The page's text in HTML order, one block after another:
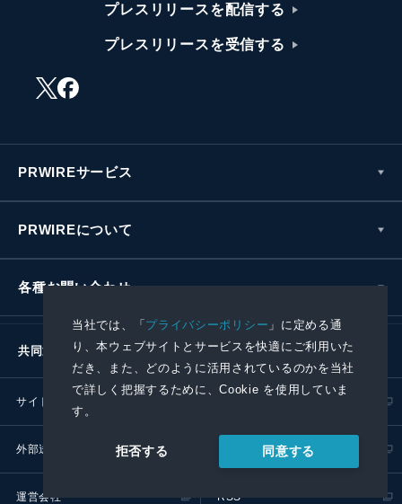
当社では、「プライバシーポリシー 」に定める通
り、本ウェブサイトとサービスを快適にご利用いた
だき、また、どのように活用されているのかを当社
で詳しく把握するために、Cookie を使用していま
す。
拒否する 同意する
プレスリリースを配信する
プレスリリースを受信する
PRWIREサービス
PRWIREについて
各種お問い合わせ
共同通信社グループ
サイトポリシー
外部送信ポリシー プレスリリース取扱基準
運営会社 RSS